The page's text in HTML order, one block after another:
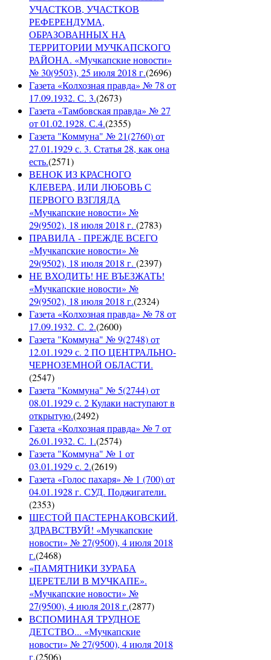
УЧАСТКОВ, УЧАСТКОВ
РЕФЕРЕНДУМА,
ОБРАЗОВАННЫХ НА
ТЕРРИТОРИИ МУЧКАПСКОГО
РАЙОНА. «Мучкапские новости»
№ 30(9503), 25 июля 2018 г.(2696)
Газета «Колхозная правда» № 78 от
17.09.1932. С. 3.(2673)
Газета «Тамбовская правда» № 27
от 01.02.1928. С.4.(2355)
Газета "Коммуна" № 21(2760) от
27.01.1929 с. 3. Статья 28, как она
есть.(2571)
ВЕНОК ИЗ КРАСНОГО
КЛЕВЕРА, ИЛИ ЛЮБОВЬ С
ПЕРВОГО ВЗГЛЯДА
«Мучкапские новости» №
29(9502), 18 июля 2018 г. (2783)
ПРАВИЛА - ПРЕЖДЕ ВСЕГО
«Мучкапские новости» №
29(9502), 18 июля 2018 г. (2397)
НЕ ВХОДИТЬ! НЕ ВЪЕЗЖАТЬ!
«Мучкапские новости» №
29(9502), 18 июля 2018 г.(2324)
Газета «Колхозная правда» № 78 от
17.09.1932. С. 2.(2600)
Газета "Коммуна" № 9(2748) от
12.01.1929 с. 2 ПО ЦЕНТРАЛЬНО-
ЧЕРНОЗЕМНОЙ ОБЛАСТИ.
(2547)
Газета "Коммуна" № 5(2744) от
08.01.1929 с. 2 Кулаки наступают в
открытую.(2492)
Газета «Колхозная правда» № 7 от
26.01.1932. С. 1.(2574)
Газета "Коммуна" № 1 от
03.01.1929 с. 2.(2619)
Газета «Голос пахаря» № 1 (700) от
04.01.1928 г. СУД. Поджигатели.
(2353)
ШЕСТОЙ ПАСТЕРНАКОВСКИЙ,
ЗДРАВСТВУЙ! «Мучкапские
новости» № 27(9500), 4 июля 2018
г.(2468)
«ПАМЯТНИКИ ЗУРАБА
ЦЕРЕТЕЛИ В МУЧКАПЕ».
«Мучкапские новости» №
27(9500), 4 июля 2018 г.(2877)
ВСПОМИНАЯ ТРУДНОЕ
ДЕТСТВО... «Мучкапские
новости» № 27(9500), 4 июля 2018
г.(2506)